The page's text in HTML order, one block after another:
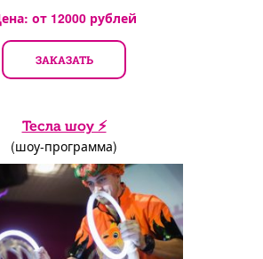
от 12000рублей
ЗАКАЗАТЬ
Тесла шоу ⚡
(шоу-программа)